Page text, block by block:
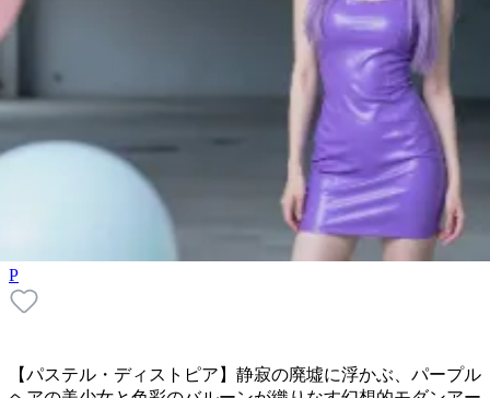
P
【パステル・ディストピア】静寂の廃墟に浮かぶ、パープル